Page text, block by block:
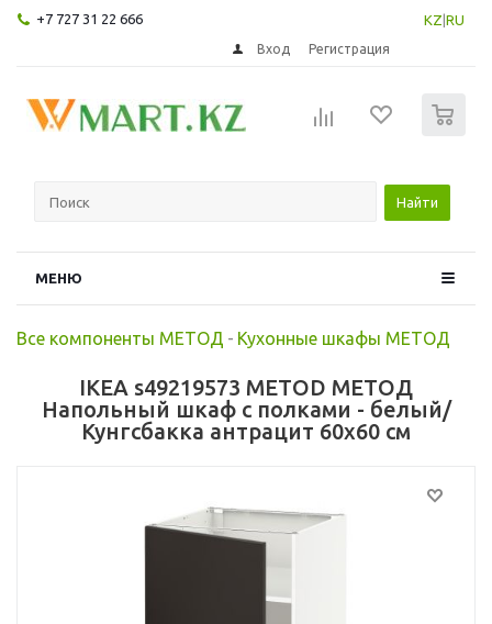
+7 727 31 22 666 KZ RU
Вход Регистрация
Найти
МЕНЮ
Все компоненты МЕТОД - Кухонные шкафы МЕТОД
IKEA s49219573 METOD МЕТОД
Напольный шкаф с полками - белый/
Кунгсбакка антрацит 60x60 см